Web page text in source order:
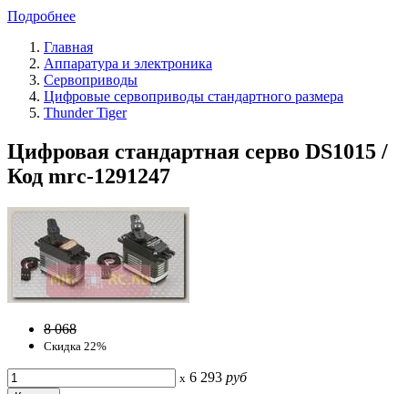
Подробнее
Главная
Аппаратура и электроника
Сервоприводы
Цифровые сервоприводы стандартного размера
Thunder Tiger
Цифровая стандартная серво DS1015 /
Код mrc-1291247
8 068
Скидка 22%
x 6 293 руб